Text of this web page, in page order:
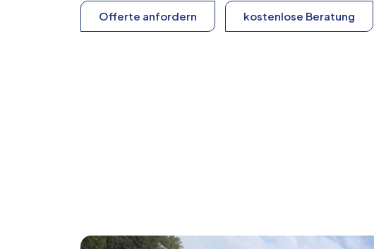
Offerte anfordern kostenlose Beratung